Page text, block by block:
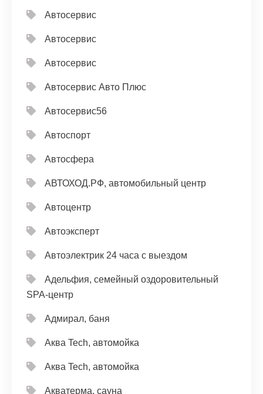
Автосервис
Автосервис
Автосервис
Автосервис Авто Плюс
Автосервис56
Автоспорт
Автосфера
АВТОХОД.РФ, автомобильный центр
Автоцентр
Автоэксперт
Автоэлектрик 24 часа с выездом
Адельфия, семейный оздоровительный
SPA-центр
Адмирал, баня
Аква Tech, автомойка
Аква Tech, автомойка
Акватерма, сауна